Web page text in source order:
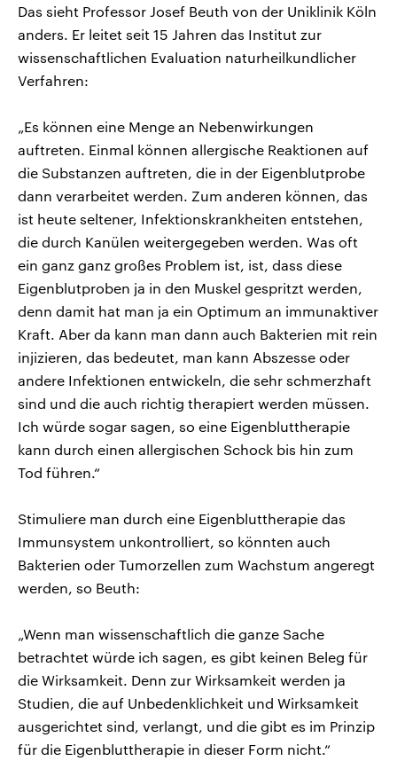
Das sieht Professor Josef Beuth von der Uniklinik Köln
anders. Er leitet seit 15 Jahren das Institut zur
wissenschaftlichen Evaluation naturheilkundlicher
Verfahren:
„Es können eine Menge an Nebenwirkungen
auftreten. Einmal können allergische Reaktionen auf
die Substanzen auftreten, die in der Eigenblutprobe
dann verarbeitet werden. Zum anderen können, das
ist heute seltener, Infektionskrankheiten entstehen,
die durch Kanülen weitergegeben werden. Was oft
ein ganz ganz großes Problem ist, ist, dass diese
Eigenblutproben ja in den Muskel gespritzt werden,
denn damit hat man ja ein Optimum an immunaktiver
Kraft. Aber da kann man dann auch Bakterien mit rein
injizieren, das bedeutet, man kann Abszesse oder
andere Infektionen entwickeln, die sehr schmerzhaft
sind und die auch richtig therapiert werden müssen.
Ich würde sogar sagen, so eine Eigenbluttherapie
kann durch einen allergischen Schock bis hin zum
Tod führen.“
Stimuliere man durch eine Eigenbluttherapie das
Immunsystem unkontrolliert, so könnten auch
Bakterien oder Tumorzellen zum Wachstum angeregt
werden, so Beuth:
„Wenn man wissenschaftlich die ganze Sache
betrachtet würde ich sagen, es gibt keinen Beleg für
die Wirksamkeit. Denn zur Wirksamkeit werden ja
Studien, die auf Unbedenklichkeit und Wirksamkeit
ausgerichtet sind, verlangt, und die gibt es im Prinzip
für die Eigenbluttherapie in dieser Form nicht.“